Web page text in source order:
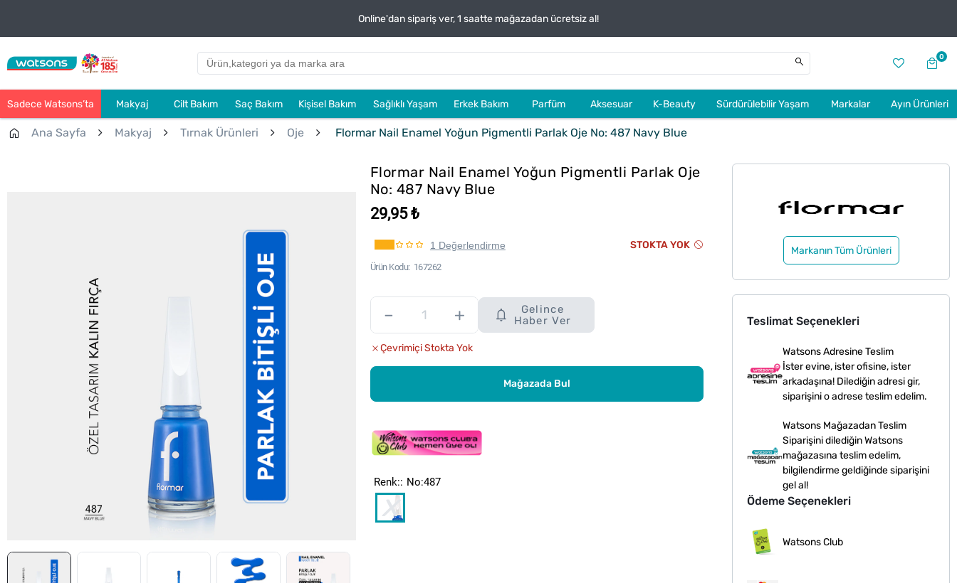
Online'dan sipariş ver, 1 saatte mağazadan ücretsiz al!
0
Sadece Watsons’ta Makyaj Cilt Bakım Saç Bakım Kişisel Bakım Sağlıklı Yaşam Erkek Bakım Parfüm Aksesuar K-Beauty Sürdürülebilir Yaşam Markalar Ayın Ürünleri
Ana Sayfa Makyaj Tırnak Ürünleri Oje Flormar Nail Enamel Yoğun Pigmentli Parlak Oje No: 487 Navy Blue
Flormar Nail Enamel Yoğun Pigmentli Parlak Oje
No: 487 Navy Blue
29,95 ₺
1 Değerlendirme STOKTA YOK
Ürün Kodu 167262
Renk: No:487
– +
Gelince
Haber Ver
Çevrimiçi Stokta Yok
Mağazada Bul
Markanın Tüm Ürünleri
Teslimat Seçenekleri
Watsons Adresine Teslim
İster evine, ister ofisine, ister
arkadaşına! Dilediğin adresi gir,
siparişini o adrese teslim edelim.
Watsons Mağazadan Teslim
Siparişini dilediğin Watsons
mağazasına teslim edelim,
bilgilendirme geldiğinde siparişini
gel al!
Ödeme Seçenekleri
Watsons Club